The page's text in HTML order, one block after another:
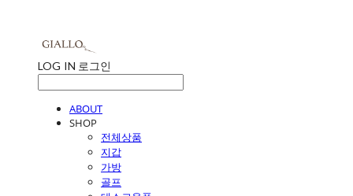
LOG IN 로그인
ABOUT
SHOP
전체상품
지갑
가방
골프